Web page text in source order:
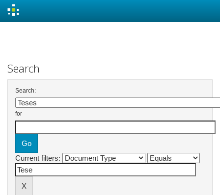
Search
Search:
for
Current filters: